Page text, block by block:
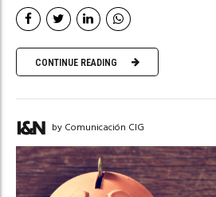
CONTINUE READING
by Comunicación CIG